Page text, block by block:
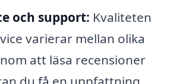
och support: Kvaliteten
varierar mellan olika
att läsa recensioner